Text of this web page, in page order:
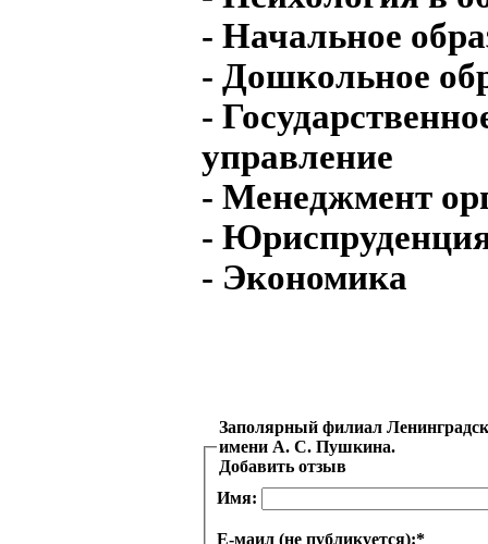
- Начальное
- Дошкольное
-
управление
- Менеджмент
-
- Экономика
Заполярный филиал
имени А. С. Пушкина.
Добавить отзыв
Имя:
Е-маил (не публикуется):*